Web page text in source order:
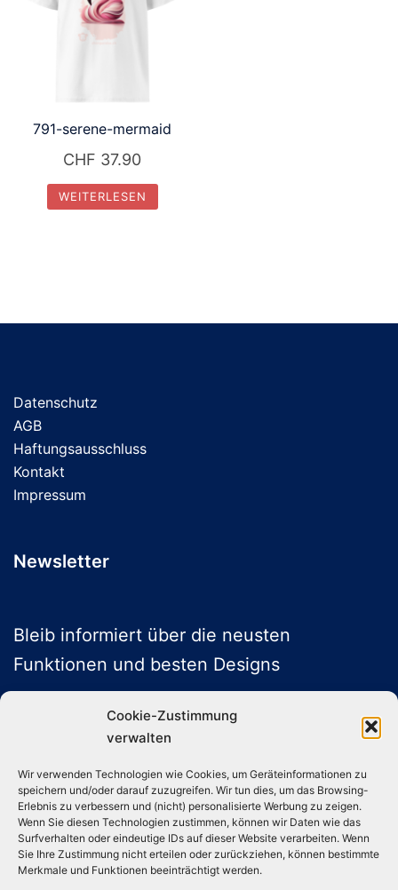
Cookie-Zustimmung
verwalten
Wir verwenden Technologien wie Cookies, um Geräteinformationen zu
speichern und/oder darauf zuzugreifen. Wir tun dies, um das Browsing-
Erlebnis zu verbessern und (nicht) personalisierte Werbung zu zeigen.
Wenn Sie diesen Technologien zustimmen, können wir Daten wie das
Surfverhalten oder eindeutige IDs auf dieser Website verarbeiten. Wenn
Sie Ihre Zustimmung nicht erteilen oder zurückziehen, können bestimmte
Merkmale und Funktionen beeinträchtigt werden.
791-serene-mermaid
CHF 37.90
WEITERLESEN
Datenschutz
AGB
Haftungsausschluss
Kontakt
Impressum
Newsletter
Bleib informiert über die neusten
Funktionen und besten Designs
ABONNIEREN
Folge uns auf Social Media